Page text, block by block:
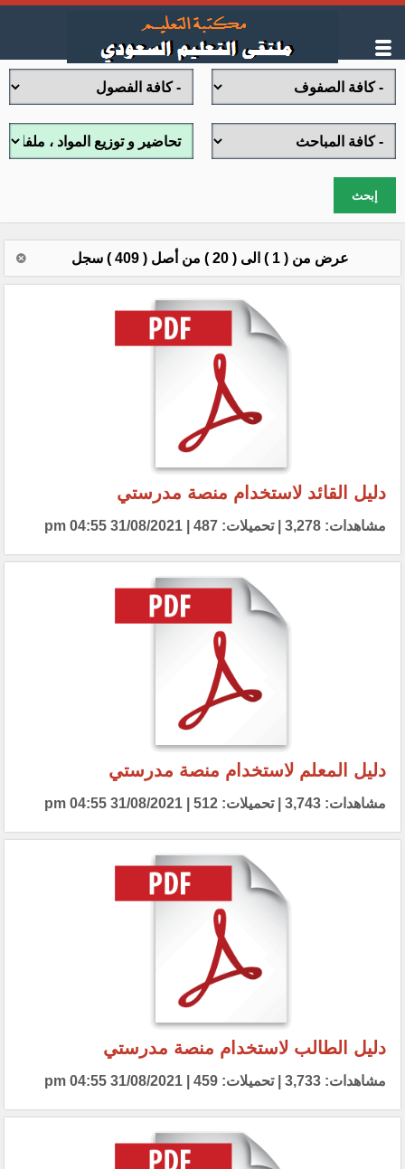
إبحث
عرض من ( 1 ) الى ( 20 ) من أصل ( 409 ) سجل
دليل القائد لاستخدام منصة مدرستي
مشاهدات: 3,278 | تحميلات: 487 | 31/08/2021 04:55 pm
دليل المعلم لاستخدام منصة مدرستي
مشاهدات: 3,743 | تحميلات: 512 | 31/08/2021 04:55 pm
دليل الطالب لاستخدام منصة مدرستي
مشاهدات: 3,733 | تحميلات: 459 | 31/08/2021 04:55 pm